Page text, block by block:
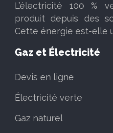
L’électricité 100 %
produit depuis des
Cette énergie est-elle
Gaz et Électricité
Devis en ligne
Électricité verte
Gaz naturel